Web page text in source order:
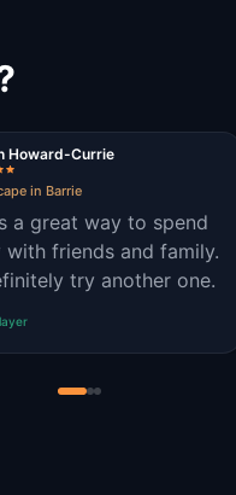
Howard-Currie
in Barrie
a great way to spend
with friends and family.
try another one.